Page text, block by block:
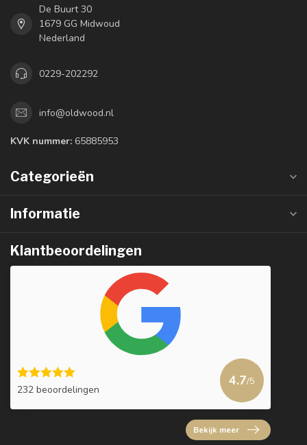
De Buurt 30
1679 GG Midwoud
Nederland
0229-202292
info@oldwood.nl
KVK nummer: 65885953
Categorieën
Informatie
Klantbeoordelingen
232 beoordelingen
4.7/5
Bekijk meer